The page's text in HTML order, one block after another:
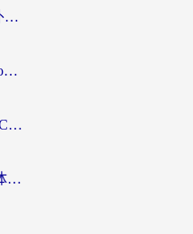
Quickback和旋风好用吗？海外华人亲测：选对回国加速器才能无缝看央视5
海外党必看：雷神手游和Kuyo好用吗？3款回国加速器实测+避坑指南
海外党必看：免费回国VPN PC真的能用？附国内高速VPN选择全攻略
海外党必看：vpn加速器免费体验？选对回国加速器才能无缝刷国内剧玩国服